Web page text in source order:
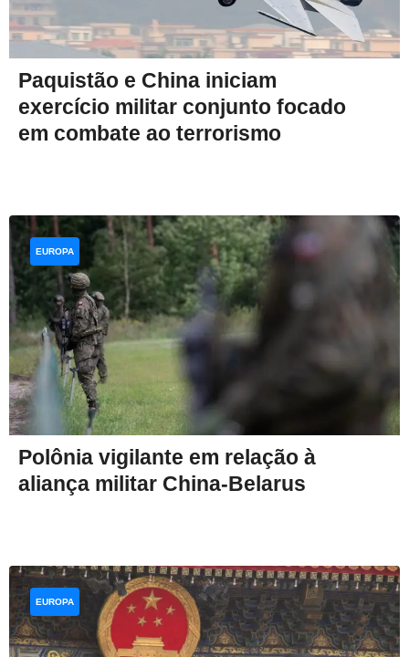
Paquistão e China iniciam
exercício militar conjunto focado
em combate ao terrorismo
Polônia vigilante em relação à
aliança militar China-Belarus
EUROPA
EUROPA